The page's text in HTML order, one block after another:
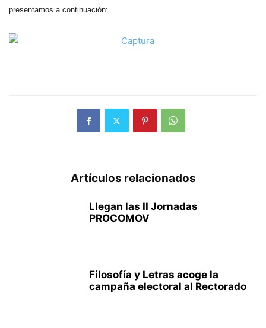
presentamos a continuación:
Artículos relacionados
Llegan las II Jornadas
PROCOMOV
Filosofía y Letras acoge la
campaña electoral al Rectorado